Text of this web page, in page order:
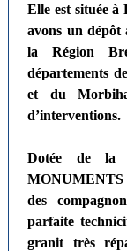
Elle est située à
avons un dépôt
la Région
départements
et du
d’interventions.
Dotée de la
MONUMENTS
des
parfaite
granit très